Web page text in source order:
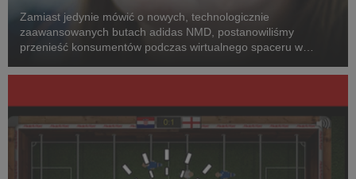
Zamiast jedynie mówić o nowych, technologicznie
zaawansowanych butach adidas NMD, postanowiliśmy
przenieść konsumentów podczas wirtualnego spaceru w
Tokio.